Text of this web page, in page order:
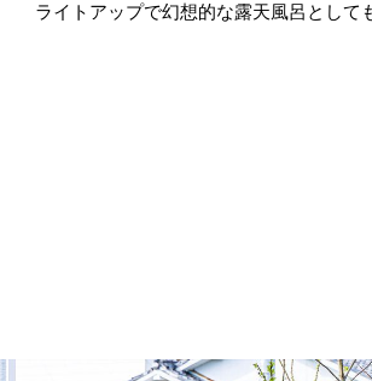
ライトアップで幻想的な露天風呂として